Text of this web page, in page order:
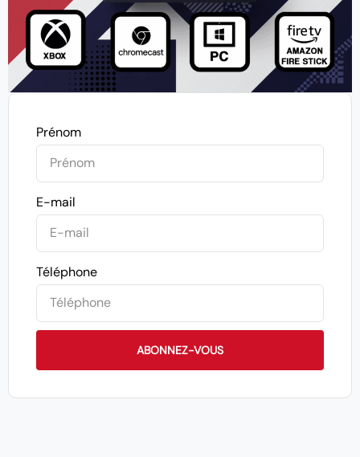
Prénom
E-mail
Téléphone
ABONNEZ-VOUS